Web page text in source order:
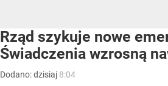
Rząd szykuje nowe
Świadczenia wzrosną
Dodano:dzisiaj 8:04